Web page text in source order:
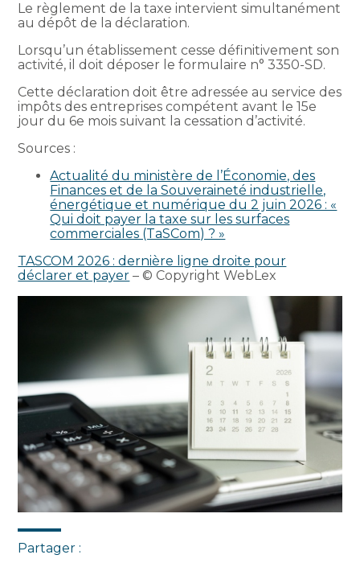
Le règlement de la taxe intervient simultanément
au dépôt de la déclaration.
Lorsqu’un établissement cesse définitivement son
activité, il doit déposer le formulaire n° 3350-SD.
Cette déclaration doit être adressée au service des
impôts des entreprises compétent avant le 15e
jour du 6e mois suivant la cessation d’activité.
Sources :
Actualité du ministère de l’Économie, des
Finances et de la Souveraineté industrielle,
énergétique et numérique du 2 juin 2026 : «
Qui doit payer la taxe sur les surfaces
commerciales (TaSCom) ? »
TASCOM 2026 : dernière ligne droite pour
déclarer et payer – © Copyright WebLex
Partager :